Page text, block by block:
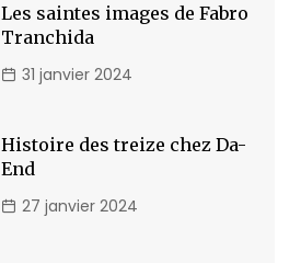
Les saintes images de Fabro
Tranchida
31 janvier 2024
Histoire des treize chez Da-
End
27 janvier 2024